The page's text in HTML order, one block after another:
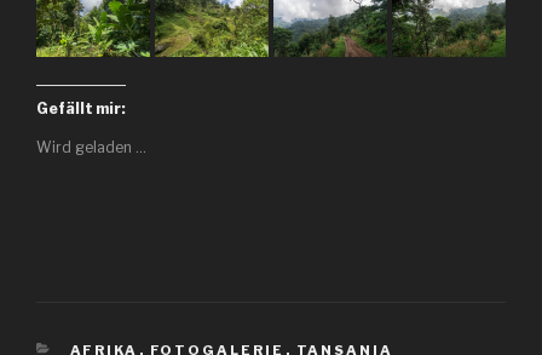
Gefällt mir:
Wird geladen …
KATEGORIEN
AFRIKA , FOTOGALERIE , TANSANIA